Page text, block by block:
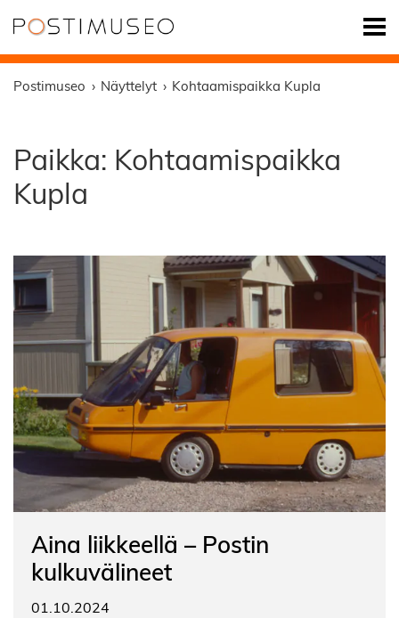
Postimuseo Näyttelyt Kohtaamispaikka Kupla
Paikka: Kohtaamispaikka
Kupla
Aina liikkeellä – Postin
kulkuvälineet
01.10.2024